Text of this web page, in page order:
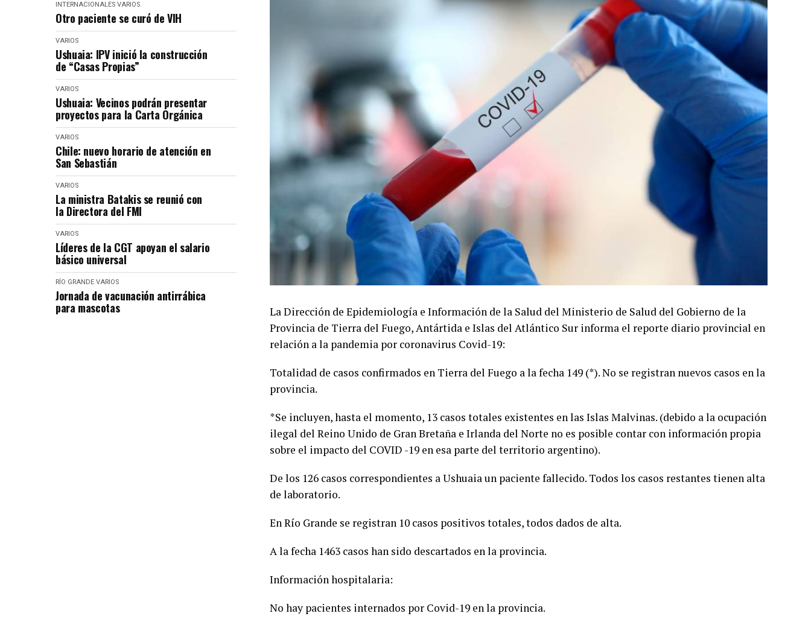
INTERNACIONALES VARIOS
Otro paciente se curó de VIH
VARIOS
Ushuaia: IPV inició la construcción
de “Casas Propias”
VARIOS
Ushuaia: Vecinos podrán presentar
proyectos para la Carta Orgánica
VARIOS
Chile: nuevo horario de atención en
San Sebastián
VARIOS
La ministra Batakis se reunió con
la Directora del FMI
VARIOS
Líderes de la CGT apoyan el salario
básico universal
RÍO GRANDE VARIOS
Jornada de vacunación antirrábica
para mascotas
La Dirección de Epidemiología e Información de la Salud del Ministerio de Salud del Gobierno de la
Provincia de Tierra del Fuego, Antártida e Islas del Atlántico Sur informa el reporte diario provincial en
relación a la pandemia por coronavirus Covid-19:
Totalidad de casos confirmados en Tierra del Fuego a la fecha 149 (*). No se registran nuevos casos en la
provincia.
*Se incluyen, hasta el momento, 13 casos totales existentes en las Islas Malvinas. (debido a la ocupación
ilegal del Reino Unido de Gran Bretaña e Irlanda del Norte no es posible contar con información propia
sobre el impacto del COVID -19 en esa parte del territorio argentino).
De los 126 casos correspondientes a Ushuaia un paciente fallecido. Todos los casos restantes tienen alta
de laboratorio.
En Río Grande se registran 10 casos positivos totales, todos dados de alta.
A la fecha 1463 casos han sido descartados en la provincia.
Información hospitalaria:
No hay pacientes internados por Covid-19 en la provincia.